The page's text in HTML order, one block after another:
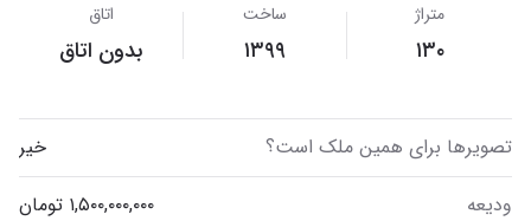
متراژ ساخت اتاق
۱۳۰ ۱۳۹۹ بدون اتاق
تصویر‌ها برای همین ملک است؟
خیر
ودیعه